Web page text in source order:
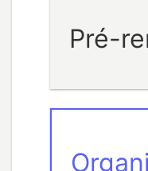
Pré-